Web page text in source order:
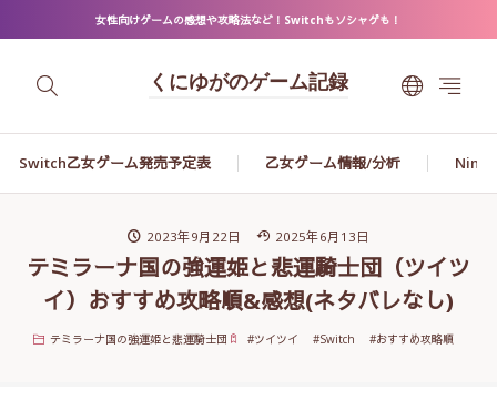
女性向けゲームの感想や攻略法など！Switchもソシャゲも！
くにゆがのゲーム記録
Switch乙女ゲーム発売予定表 乙女ゲーム情報/分析
2023年9月22日 2025年6月13日
テミラーナ国の強運姫と悲運騎士団（ツイツ
イ）おすすめ攻略順&感想(ネタバレなし)
テミラーナ国の強運姫と悲運騎士団 #ツイツイ #Switch #おすすめ攻略順